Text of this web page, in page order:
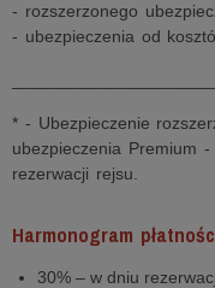
- rozszerzonego
- ubezpieczenia od
* - Ubezpieczenie
ubezpieczenia Premium
rezerwacji rejsu.
Harmonogram
30% – w dniu